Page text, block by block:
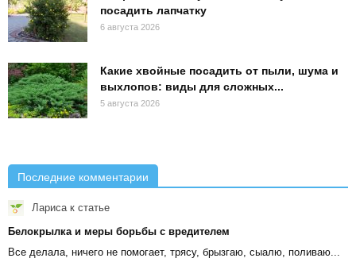
посадить лапчатку
6 августа 2026
Какие хвойные посадить от пыли, шума и
выхлопов: виды для сложных...
5 августа 2026
Последние комментарии
Лариса к статье
Белокрылка и меры борьбы с вредителем
Все делала, ничего не помогает, трясу, брызгаю, сыалю, поливаю...